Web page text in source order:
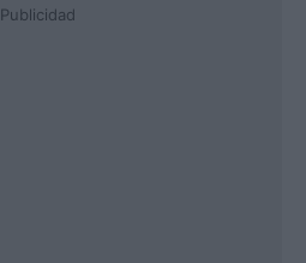
Publicidad